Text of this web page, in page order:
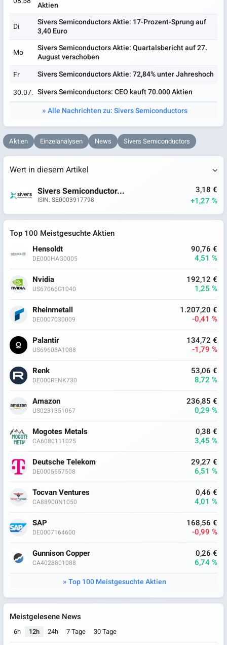
Aktien
Di
Sivers Semiconductors Aktie: 17-Prozent-Sprung auf
3,40 Euro
Mo
Sivers Semiconductors Aktie: Quartalsbericht auf 27.
August verschoben
Fr
Sivers Semiconductors Aktie: 72,84% unter Jahreshoch
30.07. Sivers Semiconductors: CEO kauft 70.000 Aktien
Alle Nachrichten zu: Sivers Semiconductors
Aktien Einzelanalysen News Sivers Semiconductors
Wert in diesem Artikel
Sivers Semiconductor...
ISIN: SE0003917798
3,18 €
+1,27 %
Top 100 Meistgesuchte Aktien
Hensoldt
DE000HAG0005
90,76 €
4,51 %
Nvidia
US67066G1040
192,12 €
1,25 %
Rheinmetall
DE0007030009
1.207,20 €
-0,41 %
Palantir
US69608A1088
134,72 €
-1,79 %
Renk
DE000RENK730
53,06 €
8,72 %
Amazon
US0231351067
236,85 €
0,29 %
Mogotes Metals
CA6080111025
0,38 €
3,45 %
Deutsche Telekom
DE0005557508
29,27 €
6,51 %
Tocvan Ventures
CA88900N1050
0,46 €
4,01 %
SAP
DE0007164600
168,56 €
-0,99 %
Gunnison Copper
CA4028801088
0,26 €
6,74 %
Top 100 Meistgesuchte Aktien
Meistgelesene News
6h 12h 24h 7 Tage 30 Tage